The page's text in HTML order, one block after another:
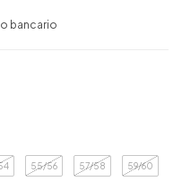
bancario
55/56 57/58 59/60